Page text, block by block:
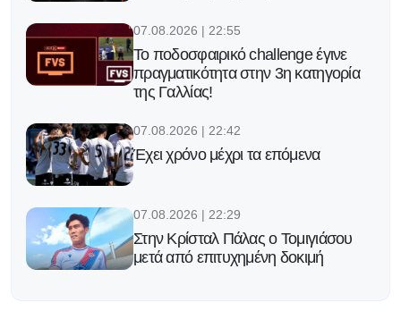
07.08.2026 | 22:55
Το ποδοσφαιρικό challenge έγινε
πραγματικότητα στην 3η κατηγορία
της Γαλλίας!
07.08.2026 | 22:42
Έχει χρόνο μέχρι τα επόμενα
07.08.2026 | 22:29
Στην Κρίσταλ Πάλας ο Τομιγιάσου
μετά από επιτυχημένη δοκιμή